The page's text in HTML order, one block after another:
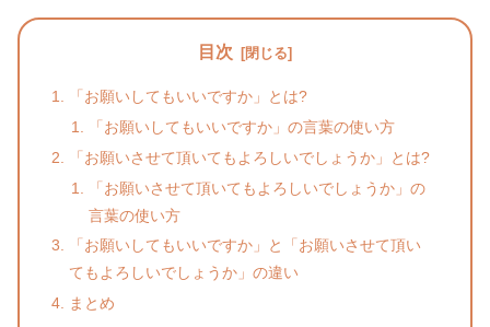
目次
「お願いしてもいいですか」とは?
「お願いしてもいいですか」の言葉の使い方
「お願いさせて頂いてもよろしいでしょうか」とは?
「お願いさせて頂いてもよろしいでしょうか」の
言葉の使い方
「お願いしてもいいですか」と「お願いさせて頂い
てもよろしいでしょうか」の違い
まとめ